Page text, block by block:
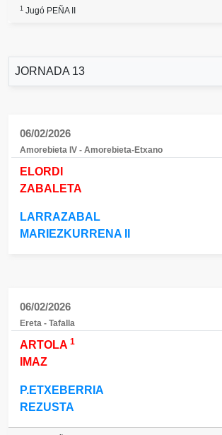
1 Jugó PEÑA II
JORNADA 13
06/02/2026
Amorebieta IV - Amorebieta-Etxano
ELORDI
ZABALETA
LARRAZABAL
MARIEZKURRENA II
06/02/2026
Ereta - Tafalla
ARTOLA 1
IMAZ
P.ETXEBERRIA
REZUSTA